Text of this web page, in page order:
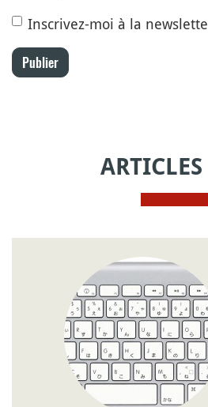
Inscrivez-moi à la
Publier